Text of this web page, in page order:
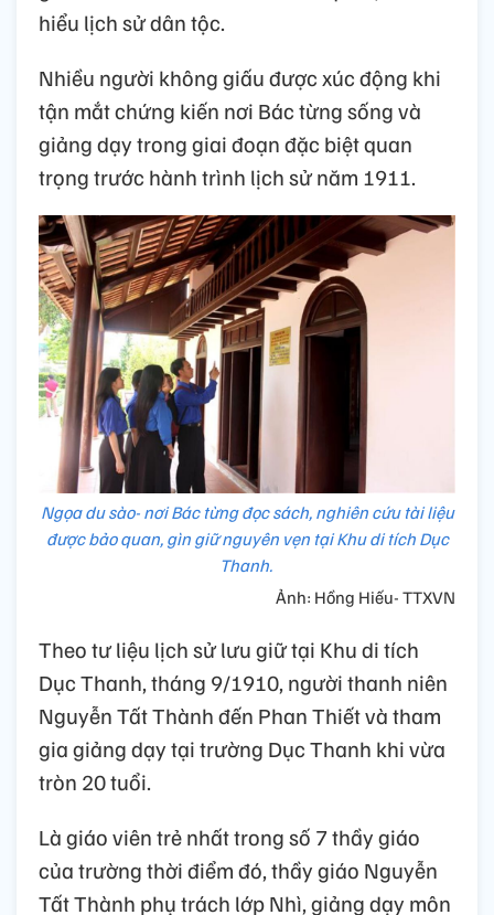
hiểu lịch sử dân tộc.
Nhiều người không giấu được xúc động khi
tận mắt chứng kiến nơi Bác từng sống và
giảng dạy trong giai đoạn đặc biệt quan
trọng trước hành trình lịch sử năm 1911.
Ngọa du sào- nơi Bác từng đọc sách, nghiên cứu tài liệu
được bảo quan, gìn giữ nguyên vẹn tại Khu di tích Dục
Thanh.
Ảnh: Hồng Hiếu- TTXVN
Theo tư liệu lịch sử lưu giữ tại Khu di tích
Dục Thanh, tháng 9/1910, người thanh niên
Nguyễn Tất Thành đến Phan Thiết và tham
gia giảng dạy tại trường Dục Thanh khi vừa
tròn 20 tuổi.
Là giáo viên trẻ nhất trong số 7 thầy giáo
của trường thời điểm đó, thầy giáo Nguyễn
Tất Thành phụ trách lớp Nhì, giảng dạy môn